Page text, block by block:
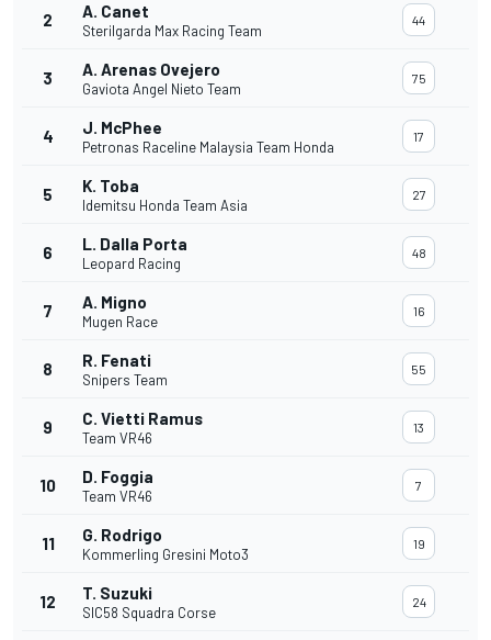
2 A. Canet
Sterilgarda Max Racing Team
44
3 A. Arenas Ovejero
Gaviota Angel Nieto Team
75
4 J. McPhee
Petronas Raceline Malaysia Team Honda
17
5 K. Toba
Idemitsu Honda Team Asia
27
6 L. Dalla Porta
Leopard Racing
48
7 A. Migno
Mugen Race
16
8 R. Fenati
Snipers Team
55
9 C. Vietti Ramus
Team VR46
13
10 D. Foggia
Team VR46
7
11 G. Rodrigo
Kommerling Gresini Moto3
19
12 T. Suzuki
SIC58 Squadra Corse
24